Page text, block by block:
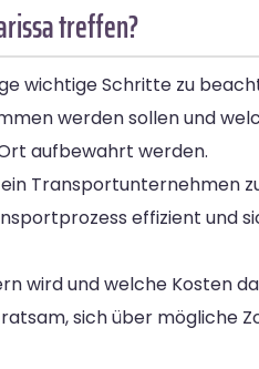
treffen?
wichtige Schritte zu
werden sollen und
aufbewahrt werden.
Transportunternehmen
effizient und
wird und welche Kosten
sich über mögliche